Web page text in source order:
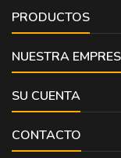
PRODUCTOS
NUESTRA
SU CUENTA
CONTACTO